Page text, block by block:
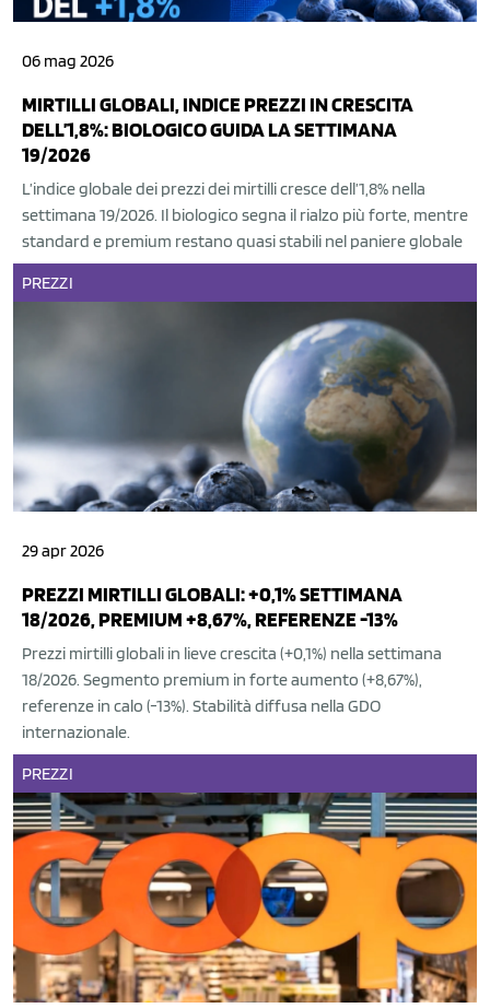
06 mag 2026
MIRTILLI GLOBALI, INDICE PREZZI IN CRESCITA
DELL’1,8%: BIOLOGICO GUIDA LA SETTIMANA
19/2026
L’indice globale dei prezzi dei mirtilli cresce dell’1,8% nella
settimana 19/2026. Il biologico segna il rialzo più forte, mentre
standard e premium restano quasi stabili nel paniere globale
PREZZI
29 apr 2026
PREZZI MIRTILLI GLOBALI: +0,1% SETTIMANA
18/2026, PREMIUM +8,67%, REFERENZE -13%
Prezzi mirtilli globali in lieve crescita (+0,1%) nella settimana
18/2026. Segmento premium in forte aumento (+8,67%),
referenze in calo (-13%). Stabilità diffusa nella GDO
internazionale.
PREZZI